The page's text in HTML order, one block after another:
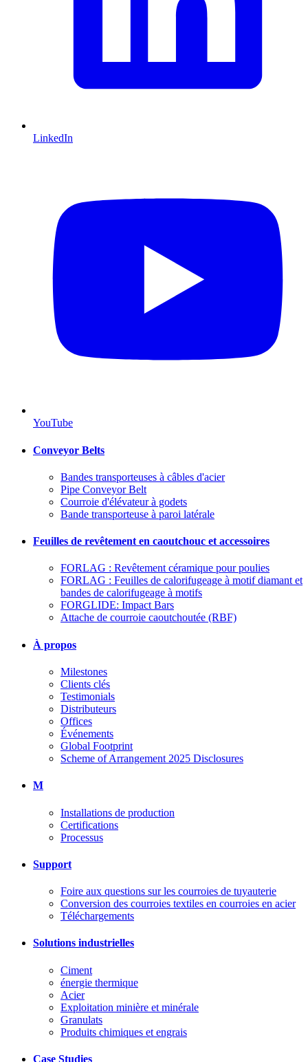
LinkedIn
YouTube
Conveyor Belts
Bandes transporteuses à câbles d'acier
Pipe Conveyor Belt
Courroie d'élévateur à godets
Bande transporteuse à paroi latérale
Feuilles de revêtement en caoutchouc et accessoires
FORLAG : Revêtement céramique pour poulies
FORLAG : Feuilles de calorifugeage à motif diamant et
bandes de calorifugeage à motifs
FORGLIDE: Impact Bars
Attache de courroie caoutchoutée (RBF)
À propos
Milestones
Clients clés
Testimonials
Distributeurs
Offices
Événements
Global Footprint
Scheme of Arrangement 2025 Disclosures
M
Installations de production
Certifications
Processus
Support
Foire aux questions sur les courroies de tuyauterie
Conversion des courroies textiles en courroies en acier
Téléchargements
Solutions industrielles
Ciment
énergie thermique
Acier
Exploitation minière et minérale
Granulats
Produits chimiques et engrais
Case Studies